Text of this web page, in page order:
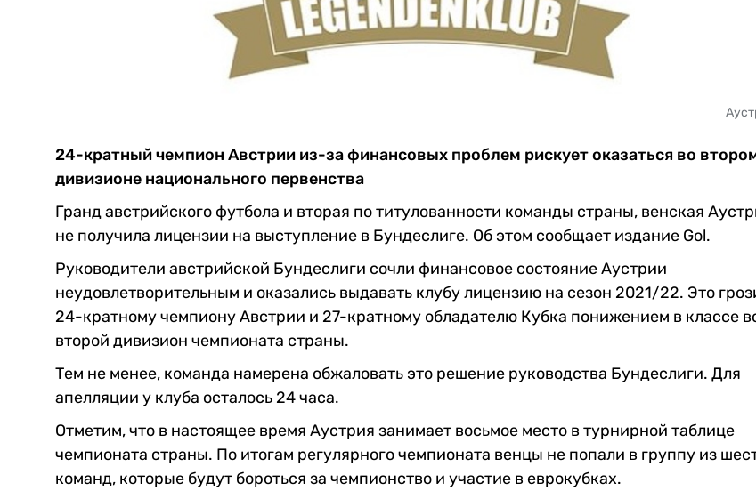
24-кратный чемпион Австрии из-за финансовых проблем рискует оказаться во
дивизионе национального первенства
Гранд австрийского футбола и вторая по титулованности команды страны, венская
не получила лицензии на выступление в Бундеслиге. Об этом сообщает издание Gol.
Руководители австрийской Бундеслиги сочли финансовое состояние Аустрии
неудовлетворительным и оказались выдавать клубу лицензию на сезон 2021/22. Это
24-кратному чемпиону Австрии и 27-кратному обладателю Кубка понижением в классе
второй дивизион чемпионата страны.
Тем не менее, команда намерена обжаловать это решение руководства Бундеслиги. Для
апелляции у клуба осталось 24 часа.
Отметим, что в настоящее время Аустрия занимает восьмое место в турнирной таблице
чемпионата страны. По итогам регулярного чемпионата венцы не попали в группу из
команд, которые будут бороться за чемпионство и участие в еврокубках.